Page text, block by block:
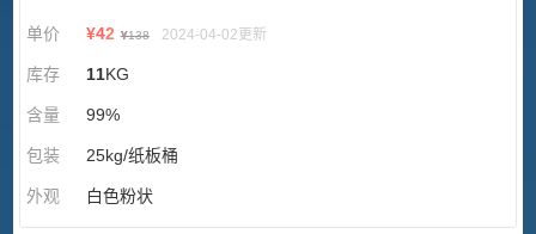
单价 ¥42 ¥138 2024-04-02更新
库存 11KG
含量 99%
包装 25kg/纸板桶
外观 白色粉状